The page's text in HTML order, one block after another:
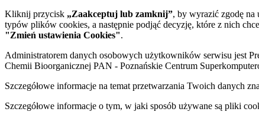
Kliknij przycisk „Zaakceptuj lub zamknij”, by wyrazić zgodę na
typów plików cookies, a następnie podjąć decyzję, które z nich
"Zmień ustawienia Cookies".
Administratorem danych osobowych użytkowników serwisu jest
Chemii Bioorganicznej PAN - Poznańskie Centrum
Szczegółowe informacje na temat przetwarzania Twoich danych
Szczegółowe informacje o tym, w jaki sposób używane są pliki